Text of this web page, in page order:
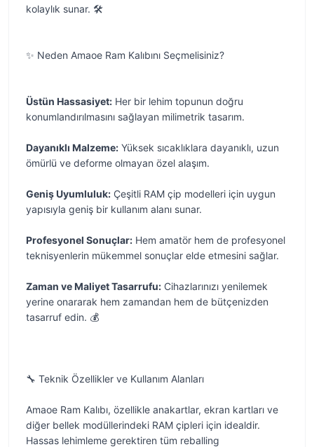
kolaylık sunar. 🛠️
✨ Neden Amaoe Ram Kalıbını Seçmelisiniz?
Üstün Hassasiyet: Her bir lehim topunun doğru
konumlandırılmasını sağlayan milimetrik tasarım.
Dayanıklı Malzeme: Yüksek sıcaklıklara dayanıklı, uzun
ömürlü ve deforme olmayan özel alaşım.
Geniş Uyumluluk: Çeşitli RAM çip modelleri için uygun
yapısıyla geniş bir kullanım alanı sunar.
Profesyonel Sonuçlar: Hem amatör hem de profesyonel
teknisyenlerin mükemmel sonuçlar elde etmesini sağlar.
Zaman ve Maliyet Tasarrufu: Cihazlarınızı yenilemek
yerine onararak hem zamandan hem de bütçenizden
tasarruf edin. 💰
🔧 Teknik Özellikler ve Kullanım Alanları
Amaoe Ram Kalıbı, özellikle anakartlar, ekran kartları ve
diğer bellek modüllerindeki RAM çipleri için idealdir.
Hassas lehimleme gerektiren tüm reballing